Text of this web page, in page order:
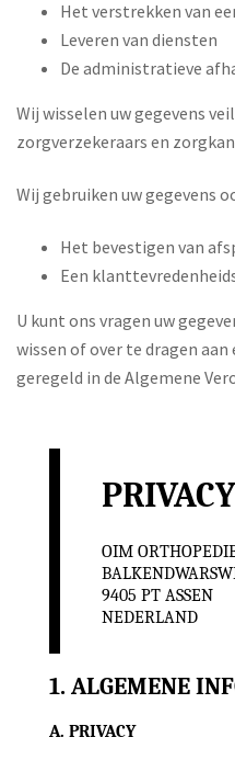
Het verstrekken van
Leveren van diensten
De administratieve
Wij wisselen uw gegevens
zorgverzekeraars en
Wij gebruiken uw gegevens
Het bevestigen van
Een
U kunt ons vragen uw
wissen of over te dragen
geregeld in de Algemene